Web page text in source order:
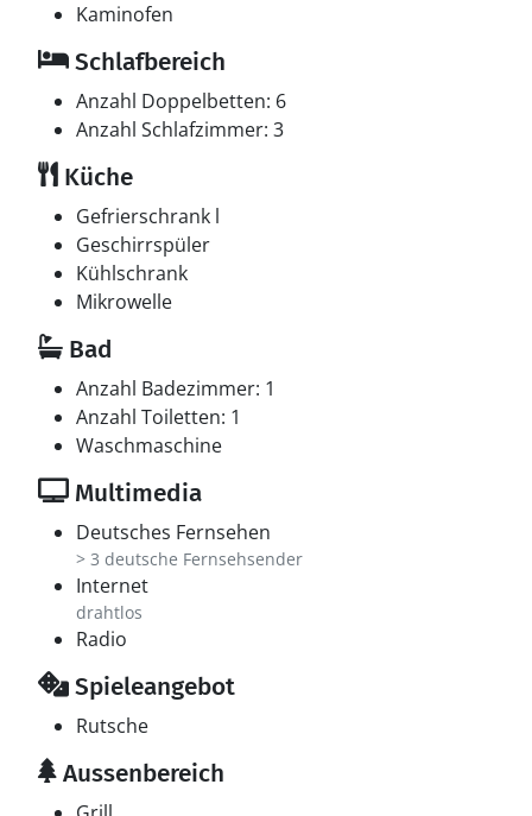
Kaminofen
Schlafbereich
Anzahl Doppelbetten: 6
Anzahl Schlafzimmer: 3
Küche
Gefrierschrank l
Geschirrspüler
Kühlschrank
Mikrowelle
Bad
Anzahl Badezimmer: 1
Anzahl Toiletten: 1
Waschmaschine
Multimedia
Deutsches Fernsehen
> 3 deutsche Fernsehsender
Internet
drahtlos
Radio
Spieleangebot
Rutsche
Aussenbereich